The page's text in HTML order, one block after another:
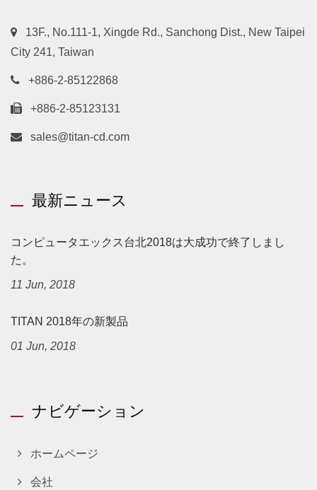
13F., No.111-1, Xingde Rd., Sanchong Dist., New Taipei
City 241, Taiwan
+886-2-85122868
+886-2-85123131
sales@titan-cd.com
最新ニュース
コンピュータエックス台北2018は大成功で終了しまし
た。
11 Jun, 2018
TITAN 2018年の新製品
01 Jun, 2018
ナビゲーション
ホームページ
会社